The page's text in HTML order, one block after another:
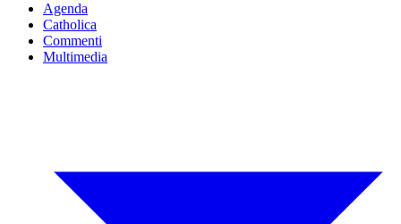
Agenda
Catholica
Commenti
Multimedia